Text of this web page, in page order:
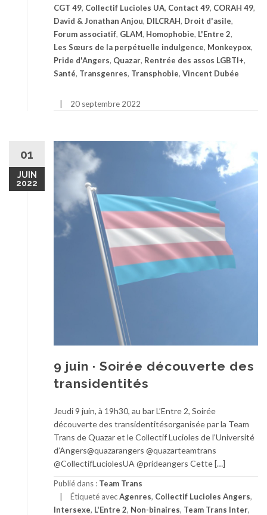
CGT 49, Collectif Lucioles UA, Contact 49, CORAH 49,
David & Jonathan Anjou, DILCRAH, Droit d'asile,
Forum associatif, GLAM, Homophobie, L'Entre 2,
Les Sœurs de la perpétuelle indulgence, Monkeypox,
Pride d'Angers, Quazar, Rentrée des assos LGBTI+,
Santé, Transgenres, Transphobie, Vincent Dubée
20 septembre 2022
01
JUIN
2022
9 juin · Soirée découverte des
transidentités
Jeudi 9 juin, à 19h30, au bar L’Entre 2, Soirée
découverte des transidentitésorganisée par la Team
Trans de Quazar et le Collectif Lucioles de l’Université
d’Angers@quazarangers @quazarteamtrans
@CollectifLuciolesUA @prideangers Cette […]
Publié dans : Team Trans
Étiqueté avecAgenres, Collectif Lucioles Angers,
Intersexe, L'Entre 2, Non-binaires, Team Trans Inter,